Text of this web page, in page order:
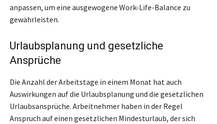
anpassen, um eine ausgewogene Work-Life-Balance zu
gewährleisten.
Urlaubsplanung und gesetzliche
Ansprüche
Die Anzahl der Arbeitstage in einem Monat hat auch
Auswirkungen auf die Urlaubsplanung und die gesetzlichen
Urlaubsansprüche. Arbeitnehmer haben in der Regel
Anspruch auf einen gesetzlichen Mindesturlaub, der sich